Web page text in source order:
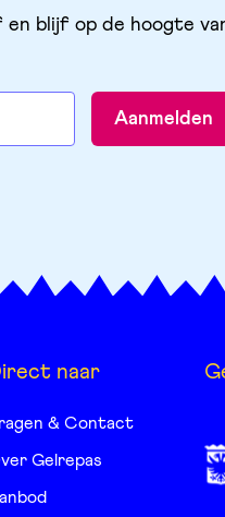
en blijf op de hoogte
Aanmelden
naar
& Contact
Gelrepas